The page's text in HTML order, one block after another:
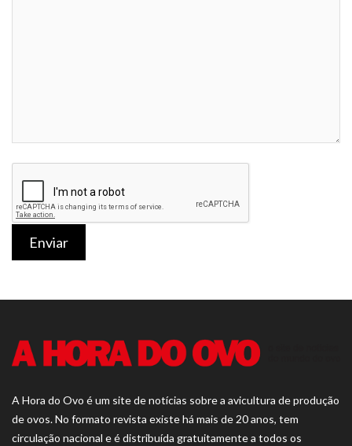
Enviar
A Hora do Ovo é um site de notícias sobre a avicultura de produção
de ovos. No formato revista existe há mais de 20 anos, tem
circulação nacional e é distribuída gratuitamente a todos os